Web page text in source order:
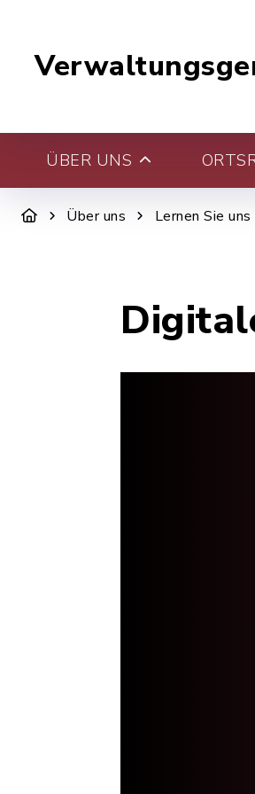
ÜBER UNS
Über uns Lernen Sie